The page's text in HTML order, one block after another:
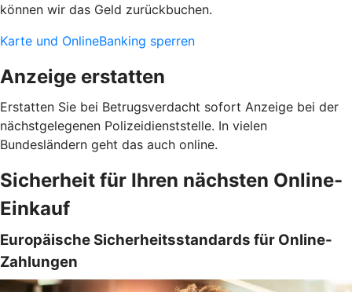
können wir das Geld zurückbuchen.
Karte und OnlineBanking sperren
Anzeige erstatten
Erstatten Sie bei Betrugsverdacht sofort Anzeige bei der
nächstgelegenen Polizeidienststelle. In vielen
Bundesländern geht das auch online.
Sicherheit für Ihren nächsten Online-
Einkauf
Europäische Sicherheitsstandards für Online-
Zahlungen